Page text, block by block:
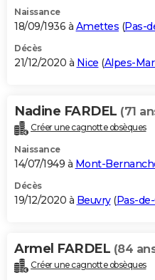
Naissance
18/09/1936 à Amettes (Pas-
Décès
21/12/2020 à Nice (Alpes-
Nadine FARDEL (71
Créer une cagnotte obsèques
Naissance
14/07/1949 à Mont-
Décès
19/12/2020 à Beuvry(Pas-
Armel FARDEL (84
Créer une cagnotte obsèques